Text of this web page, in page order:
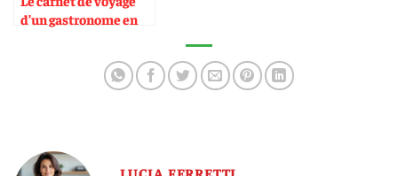
d’un gastronome en
LUCIA FERRETTI